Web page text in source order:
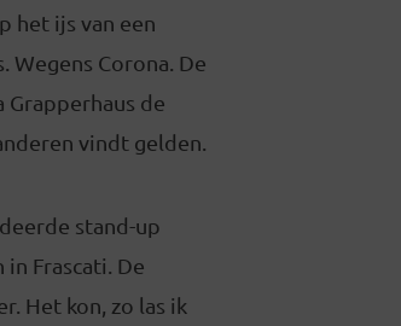
het ijs van een
Wegens Corona. De
de
vindt gelden.
stand-up
Frascati. De
Het kon, zo las ik